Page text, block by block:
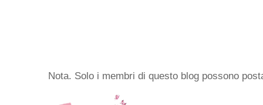
Nota. Solo i membri di questo blog possono